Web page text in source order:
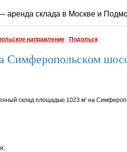
аренда склада в Москве и
направление Подольск
Симферопольском
склад площадью 1023 м2 на